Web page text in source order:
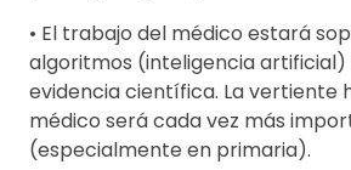
• El trabajo del médico estará
algoritmos (inteligencia artificial)
evidencia científica. La vertiente
médico será cada vez más
(especialmente en primaria).